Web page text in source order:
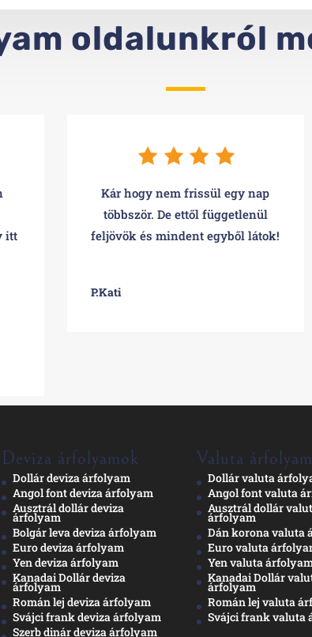
oldalunkról
itt
Kár hogy nem frissül egy nap
többször. De ettől függetlenül
feljövök és mindent egyből látok!
P.Kati
Deviza árfolyamok
Dollár deviza árfolyam
Angol font deviza árfolyam
Ausztrál dollár deviza
árfolyam
Bolgár leva deviza árfolyam
Euro deviza árfolyam
Yen deviza árfolyam
Kanadai Dollár deviza
árfolyam
Román lej deviza árfolyam
Svájci frank deviza árfolyam
Szerb dinár deviza árfolyam
Valuta
Dollár valuta
Angol font valuta
Ausztrál dollár
árfolyam
Dán korona valuta
Euro valuta
Yen valuta
Kanadai Dollár
árfolyam
Román lej valuta
Svájci frank valuta